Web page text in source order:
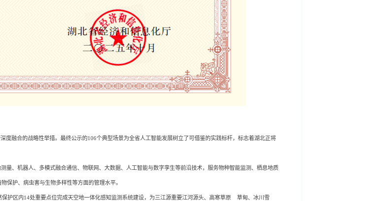
度融合的战略性举措。最终公示的106个典型场景为全省人工智能发展树立了可借鉴的实践标杆，标志着湖北正将
量、机器人、多模式融合通信、物联网、大数据、人工智能与数字孪生等前沿技术，服务物种智能监测、栖息地质
保护、病虫害与生物多样性等方面的管理水平。
保护区内14处重要点位完成天空地一体化感知监测系统建设，为三江源重要江河源头、高寒草原 草甸、冰川雪